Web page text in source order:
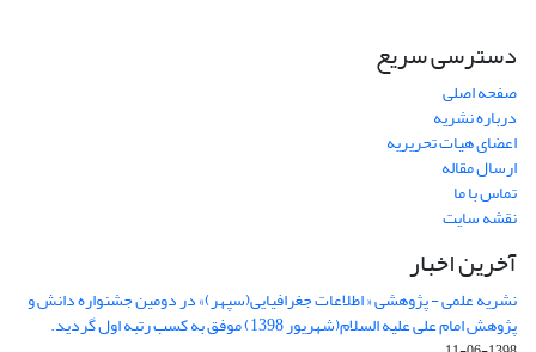
دسترسی سریع
صفحه اصلی
درباره نشریه
اعضای هیات تحریریه
ارسال مقاله
تماس با ما
نقشه سایت
آخرین اخبار
نشریه علمی - پژوهشی « اطلاعات جغرافیایی(سپهر)» در دومین جشنواره دانش و
پژوهش امام علی علیه السلام(شهریور 1398) موفق به کسب رتبه اول گردید.